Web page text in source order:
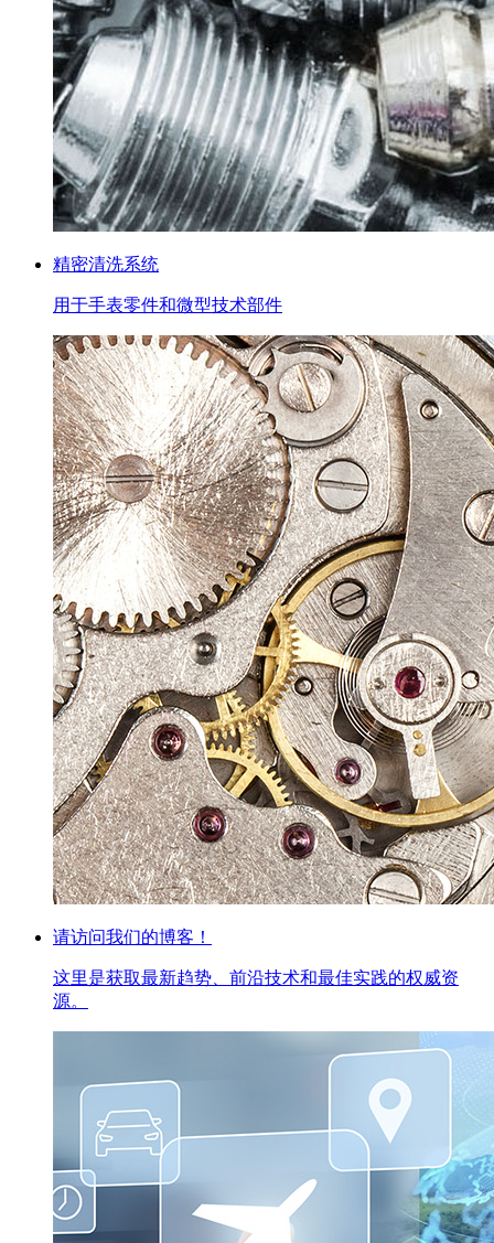
精密清洗系统
用于手表零件和微型技术部件
请访问我们的博客！
这里是获取最新趋势、前沿技术和最佳实践的权威资
源。